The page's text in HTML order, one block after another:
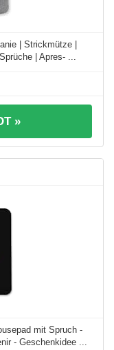
| Strickmütze |
| Apres- ...
»
mit Spruch -
- Geschenkidee ...